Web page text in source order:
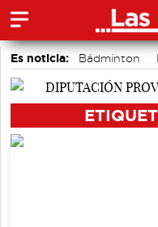
Es noticia: Bádminton
Fútbol
Auditorio de